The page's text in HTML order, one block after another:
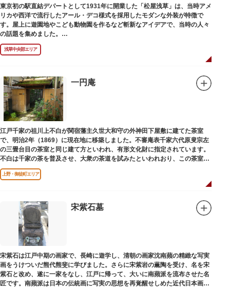
東京初の駅直結デパートとして1931年に開業した「松屋浅草」は、当時アメ
リカや西洋で流行したアール・デコ様式を採用したモダンな外装が特徴で
す。屋上に遊園地やこども動物園を作るなど斬新なアイデアで、当時の人々
の話題を集めました。
現在は、B1階から地上3階までが松屋浅草の売り場。2012年のリニューアル
で建設当時のシンボル・大時計も復活し、昭和の面影を残す百貨店は今でも
人々に親しまれています。地上1階は 浅草らしい下町銘菓をはじめ、全国か
なので、お土産購入にも便利です。
浅草中央部エリア
一円庵
江戸千家の祖川上不白が関宿藩主久世大和守の外神田下屋敷に建てた茶室
で、明治2年（1869）に現在地に移築しました。不審庵表千家六代原叟宗左
の三畳台目の茶室と同じ建て方といわれ、有形文化財に指定されています。
不白は千家の茶を普及させ、大衆の茶道を試みたといわれおり、この茶室は
江戸千家を広める拠点となりました。
上野・御徒町エリア
宋紫石墓
宋紫石は江戸中期の画家で、長崎に遊学し、清朝の画家沈南蘋の精緻な写実
画をうけついだ熊代熊斐に学びました。さらに宋紫岩の薫陶を受け、名を宋
紫石と改め、遂に一家をなし、江戸に帰って、大いに南蘋派を流布させた名
匠です。南蘋派は日本の伝統画に写実の思想を再覚醒せしめた近代日本画壇